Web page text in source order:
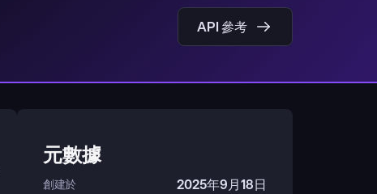
API 參考
元數據
創建於 2025年9月18日